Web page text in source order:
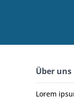
Über uns
Lorem